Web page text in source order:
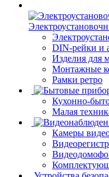
DIN-рейки и
Изделия для
Монтажные
Рамки ретро
Кухонно-
Малая
Камеры